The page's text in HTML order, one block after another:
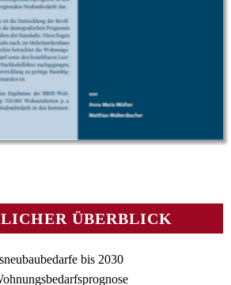
ÜBERBLICK
bis 2030